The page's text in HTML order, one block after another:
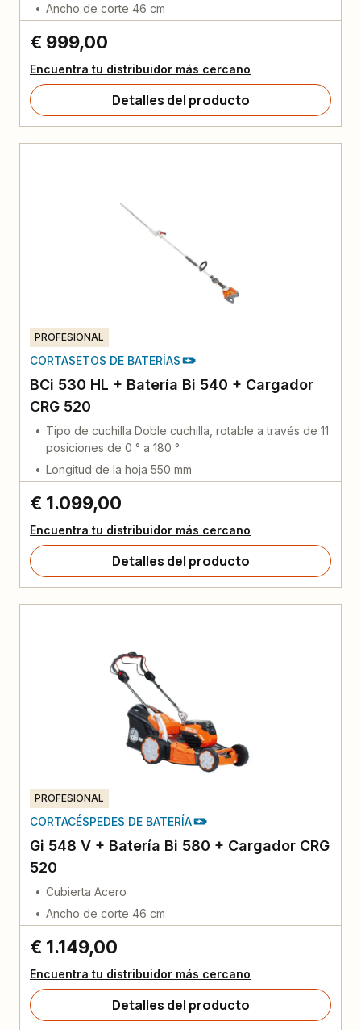
Ancho de corte 46 cm
€ 999,00
Encuentra tu distribuidor más cercano
Detalles del producto
PROFESIONAL
CORTASETOS DE BATERÍAS
BCi 530 HL + Batería Bi 540 + Cargador
CRG 520
Tipo de cuchilla Doble cuchilla, rotable a través de 11
posiciones de 0 ° a 180 °
Longitud de la hoja 550 mm
€ 1.099,00
Encuentra tu distribuidor más cercano
Detalles del producto
PROFESIONAL
CORTACÉSPEDES DE BATERÍA
Gi 548 V + Batería Bi 580 + Cargador CRG
520
Cubierta Acero
Ancho de corte 46 cm
€ 1.149,00
Encuentra tu distribuidor más cercano
Detalles del producto